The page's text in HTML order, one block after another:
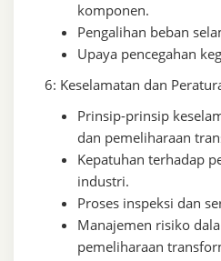
komponen.
Pengalihan beban
Upaya pencegahan
6: Keselamatan dan
Prinsip-prinsip
dan pemeliharaan
Kepatuhan terhadap
industri.
Proses inspeksi dan
Manajemen risiko
pemeliharaan